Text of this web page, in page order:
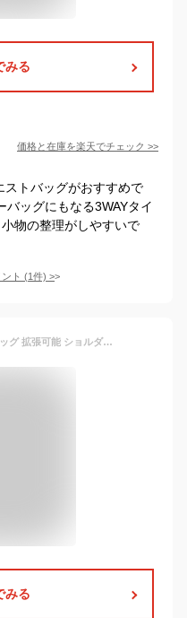
みる
価格と在庫を楽天でチェック >>
ストバッグがおすすめで
ッグにもなる3WAYタイ
物の整理がしやすいで
ト (1件) >
ウエストポーチ メンズ ボディバッグ 拡張可能 ショルダーバッグ 斜めがけ 大容量 防水 軽量 ウエストバッグ レディース ヒップバッグ 撥水加工 セキュリティポーチ 肩掛け 斜め掛け バッグ ランニング 旅行 通学
みる